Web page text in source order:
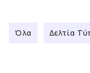
Όλα Δελτία